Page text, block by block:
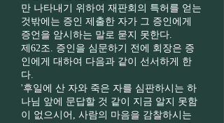
만 나타내기 위하여 재판회의 특허를 얻는
것밖에는 증인 제출한 자가 그 증인에게
증언을 암시하는 말로 묻지 못한다.
제62조. 증인을 심문하기 전에 회장은 증
인에게 대하여 다음과 같이 선서하게 한
다.
'후일에 산 자와 죽은 자를 심판하시는 하
나님 앞에 문답할 것 같이 지금 알지 못함
이 없으시어, 사람의 마음을 감찰하시는